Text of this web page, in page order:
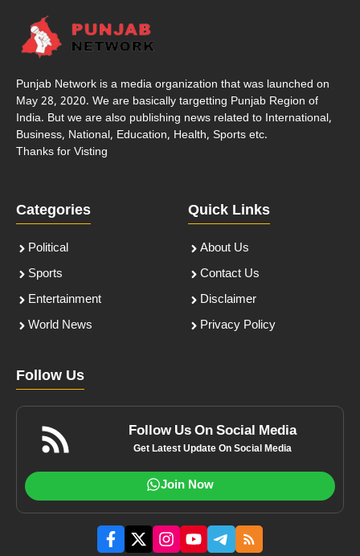
Punjab Network is a media organization that was launched on
May 28, 2020. We are basically targetting Punjab Region of
India. But we are also publishing news related to International,
Business, National, Education, Health, Sports etc.
Thanks for Visting
Categories
Political
Sports
Entertainment
World News
Quick Links
About Us
Contact Us
Disclaimer
Privacy Policy
Follow Us
Follow Us On Social Media
Get Latest Update On Social Media
Join Now